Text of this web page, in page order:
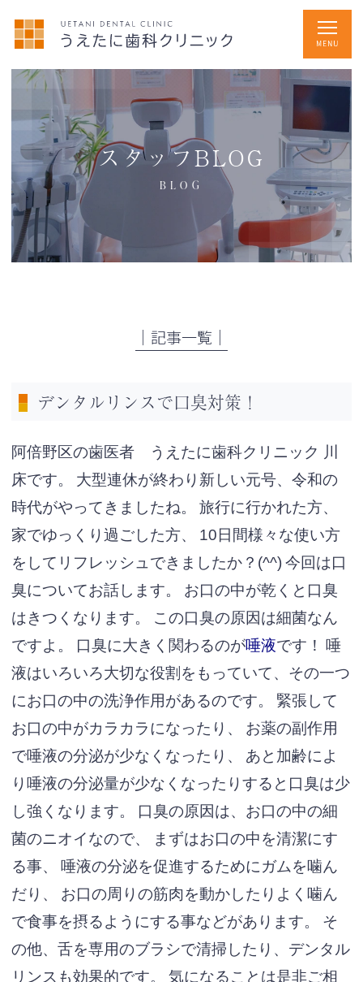
スタッフBLOG
BLOG
│記事一覧│
デンタルリンスで口臭対策！
阿倍野区の歯医者 うえたに歯科クリニック 川
床です。
大型連休が終わり新しい元号、令和の
時代がやってきましたね。
旅行に行かれた方、
家でゆっくり過ごした方、
10日間様々な使い方
をしてリフレッシュできましたか？(^^) 今回は口
臭についてお話します。
お口の中が乾くと口臭
はきつくなります。
この口臭の原因は細菌なん
ですよ。
口臭に大きく関わるのが唾液です！ 唾
液はいろいろ大切な役割をもっていて、その一つ
にお口の中の洗浄作用があるのです。
緊張して
お口の中がカラカラになったり、
お薬の副作用
で唾液の分泌が少なくなったり、
あと加齢によ
り唾液の分泌量が少なくなったりすると口臭は少
し強くなります。
口臭の原因は、お口の中の細
菌のニオイなので、
まずはお口の中を清潔にす
る事、
唾液の分泌を促進するためにガムを噛ん
だり、
お口の周りの筋肉を動かしたりよく噛ん
で食事を摂るようにする事などがあります。
そ
の他、舌を専用のブラシで清掃したり、デンタル
リンスも効果的です。
気になることは是非ご相